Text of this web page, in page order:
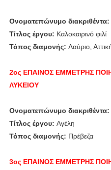
Ονοματεπώνυμο διακριθέντα:
Τίτλος έργου: Καλοκαιρινό φιλί
Τόπος διαμονής: Λαύριο,
2ος ΕΠΑΙΝΟΣ ΕΜΜΕΤΡΗΣ
ΛΥΚΕΙΟΥ
Ονοματεπώνυμο διακριθέντα:
Τίτλος έργου: Αγέλη
Τόπος διαμονής: Πρέβεζα
3ος ΕΠΑΙΝΟΣ ΕΜΜΕΤΡΗΣ